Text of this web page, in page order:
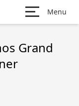
Menu
Grand